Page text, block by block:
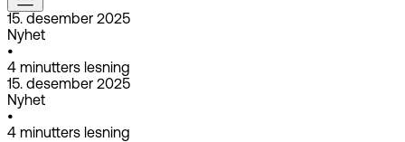
15. desember 2025
Nyhet
•
4 minutters lesning
15. desember 2025
Nyhet
•
4 minutters lesning